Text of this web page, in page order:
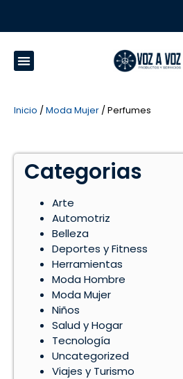
Inicio /Moda Mujer / Perfumes
Categorias
Arte
Automotriz
Belleza
Deportes y Fitness
Herramientas
Moda Hombre
Moda Mujer
Niños
Salud y Hogar
Tecnología
Uncategorized
Viajes y Turismo